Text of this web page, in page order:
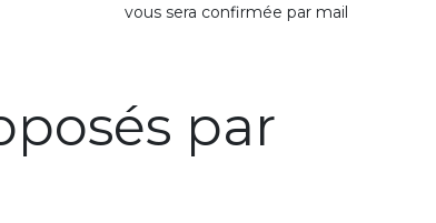
vous sera confirmée par mail
par